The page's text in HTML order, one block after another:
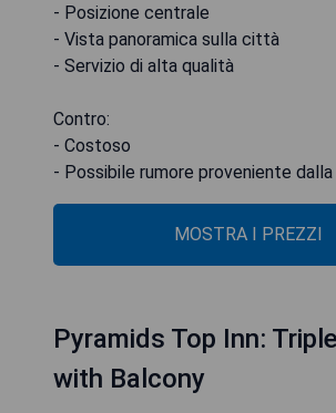
- Posizione centrale
- Vista panoramica sulla città
- Servizio di alta qualità
Contro:
- Costoso
- Possibile rumore proveniente
MOSTRA I PREZZI
Pyramids Top Inn:
with Balcony